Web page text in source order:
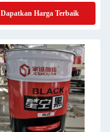
Dapatkan Harga Terbaik